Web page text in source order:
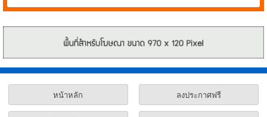
น้องหมาชิบะแสนรู้ FIRST
หน้าหลัก ลงประกาศฟรี